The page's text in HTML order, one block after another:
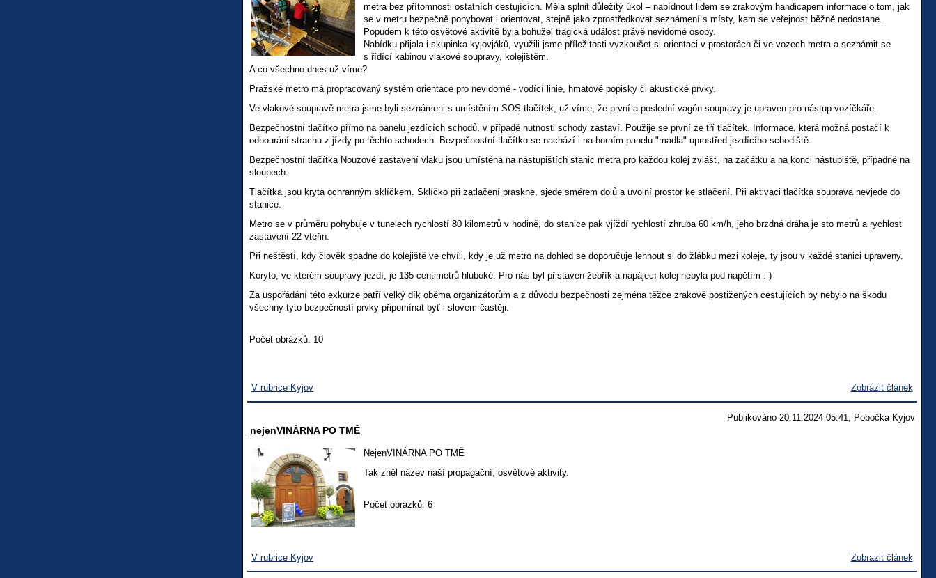
metra bez přítomnosti ostatních cestujících. Měla splnit důležitý úkol – nabídnout lidem se zrakovým handicapem informace o tom, jak
se v metru bezpečně pohybovat i orientovat, stejně jako zprostředkovat seznámení s místy, kam se veřejnost běžně nedostane.
Popudem k této osvětové aktivitě byla bohužel tragická událost právě nevidomé osoby.
Nabídku přijala i skupinka kyjovjáků, využili jsme příležitosti vyzkoušet si orientaci v prostorách či ve vozech metra a seznámit se
s řídící kabinou vlakové soupravy, kolejištěm.
A co všechno dnes už víme?
Pražské metro má propracovaný systém orientace pro nevidomé - vodící linie, hmatové popisky či akustické prvky.
Ve vlakové soupravě metra jsme byli seznámeni s umístěním SOS tlačítek, už víme, že první a poslední vagón soupravy je upraven pro nástup vozíčkáře.
Bezpečnostní tlačítko přímo na panelu jezdících schodů, v případě nutnosti schody zastaví. Použije se první ze tří tlačítek. Informace, která možná postačí k
odbourání strachu z jízdy po těchto schodech. Bezpečnostní tlačítko se nachází i na horním panelu "madla" uprostřed jezdícího schodiště.
Bezpečnostní tlačítka Nouzové zastavení vlaku jsou umístěna na nástupištích stanic metra pro každou kolej zvlášť, na začátku a na konci nástupiště, případně na
sloupech.
Tlačítka jsou kryta ochranným sklíčkem. Sklíčko při zatlačení praskne, sjede směrem dolů a uvolní prostor ke stlačení. Při aktivaci tlačítka souprava nevjede do
stanice.
Metro se v průměru pohybuje v tunelech rychlostí 80 kilometrů v hodině, do stanice pak vjíždí rychlostí zhruba 60 km/h, jeho brzdná dráha je sto metrů a rychlost
zastavení 22 vteřin.
Při neštěstí, kdy člověk spadne do kolejiště ve chvíli, kdy je už metro na dohled se doporučuje lehnout si do žlábku mezi koleje, ty jsou v každé stanici upraveny.
Koryto, ve kterém soupravy jezdí, je 135 centimetrů hluboké. Pro nás byl přistaven žebřík a napájecí kolej nebyla pod napětím :-)
Za uspořádání této exkurze patří velký dík oběma organizátorům a z důvodu bezpečnosti zejména těžce zrakově postižených cestujících by nebylo na škodu
všechny tyto bezpečností prvky připomínat byť i slovem častěji.
Počet obrázků: 10
V rubrice Kyjov Zobrazit článek
Publikováno 20.11.2024 05:41, Pobočka Kyjov
nejenVINÁRNA PO TMĚ
NejenVINÁRNA PO TMĚ
Tak zněl název naší propagační, osvětové aktivity.
Počet obrázků: 6
V rubrice Kyjov Zobrazit článek